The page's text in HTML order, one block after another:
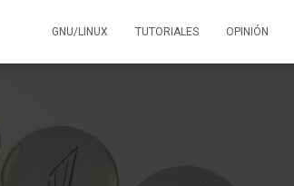
GNU/LINUX TUTORIALES OPINIÓN